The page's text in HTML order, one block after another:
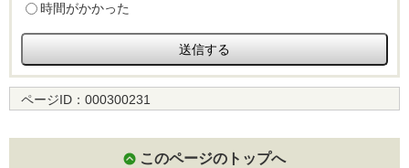
時間がかかった
ページID： 000300231
このページのトップへ